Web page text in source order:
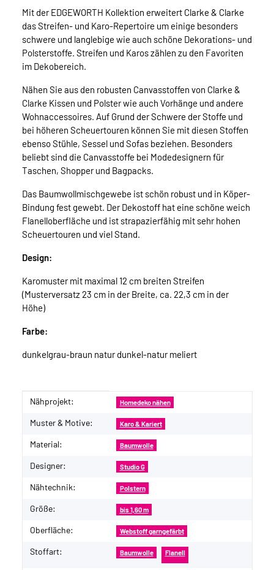
Mit der EDGEWORTH Kollektion erweitert Clarke & Clarke
das Streifen- und Karo-Repertoire um einige besonders
schwere und langlebige wie auch schöne Dekorations- und
Polsterstoffe. Streifen und Karos zählen zu den Favoriten
im Dekobereich.
Nähen Sie aus den robusten Canvasstoffen von Clarke &
Clarke Kissen und Polster wie auch Vorhänge und andere
Wohnaccessoires. Auf Grund der Schwere der Stoffe und
bei höheren Scheuertouren können Sie mit diesen Stoffen
ebenso Stühle, Sessel und Sofas beziehen. Besonders
beliebt sind die Canvasstoffe bei Modedesignern für
Taschen, Shopper und Bagpacks.
Das Baumwollmischgewebe ist schön robust und in Köper-
Bindung fest gewebt. Der Dekostoff hat eine schöne weich
Flanelloberfläche und ist strapazierfähig mit sehr hohen
Scheuertouren und viel Stand.
Design:
Karomuster mit maximal 12 cm breiten Streifen
(Musterversatz 23 cm in der Breite, ca. 22,3 cm in der
Höhe)
Farbe:
dunkelgrau-braun natur dunkel-natur meliert
Produkteigenschaft
Wert
Nähprojekt: Homedeko nähen
Muster & Motive: Karo & Kariert
Material: Baumwolle
Designer: Studio G
Nähtechnik: Polstern
Größe: bis 1,60 m
Oberfläche: Webstoff garngefärbt
Stoffart: Baumwolle Flanell